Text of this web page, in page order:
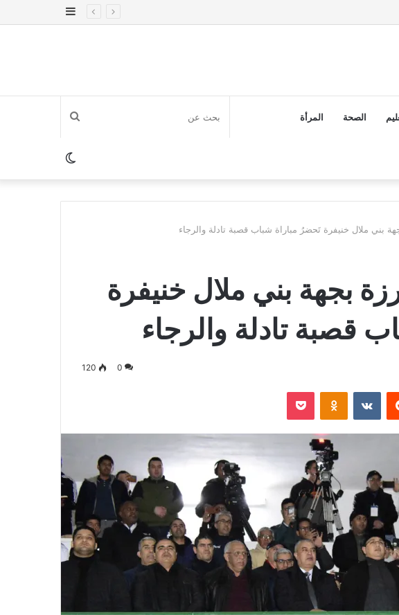
إضافة
الصحة المرأة بحث
عنالوضع
المظلم
بني ملال خنيفرة تَحضرُ مباراة شباب قصبة تادلة والرجاء
بجهة بني ملال خنيفرة
قصبة تادلة والرجاء
0
120
Odnoklassniki
بوكيت